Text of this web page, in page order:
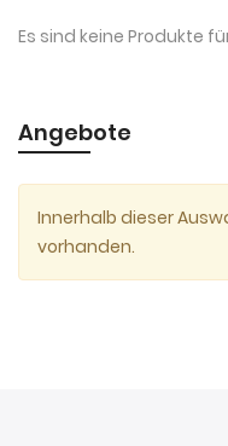
Es sind keine Produkte
Angebote
Innerhalb dieser
vorhanden.